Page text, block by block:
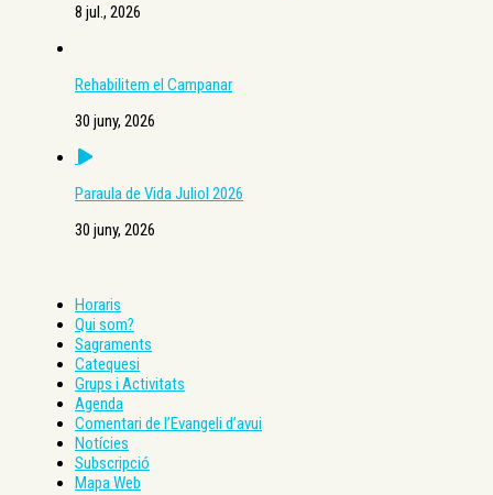
8 jul., 2026
Rehabilitem el Campanar
30 juny, 2026
Paraula de Vida Juliol 2026
30 juny, 2026
Horaris
Qui som?
Sagraments
Catequesi
Grups i Activitats
Agenda
Comentari de l’Evangeli d’avui
Notícies
Subscripció
Mapa Web